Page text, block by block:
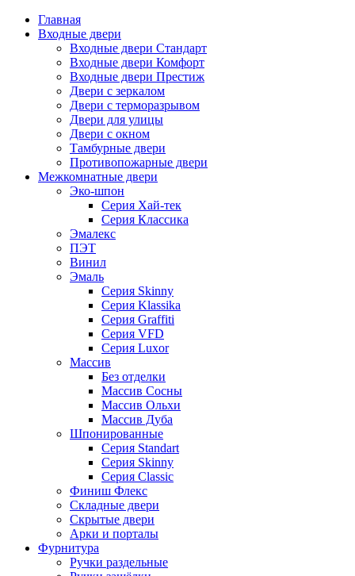
Главная
Входные двери
Входные двери Стандарт
Входные двери Комфорт
Входные двери Престиж
Двери с зеркалом
Двери с терморазрывом
Двери для улицы
Двери с окном
Тамбурные двери
Противопожарные двери
Межкомнатные двери
Эко-шпон
Серия Хай-тек
Серия Классика
Эмалекс
ПЭТ
Винил
Эмаль
Серия Skinny
Серия Klassika
Серия Graffiti
Серия VFD
Серия Luxor
Массив
Без отделки
Массив Сосны
Массив Ольхи
Массив Дуба
Шпонированные
Серия Standart
Серия Skinny
Серия Classic
Финиш Флекс
Складные двери
Скрытые двери
Арки и порталы
Фурнитура
Ручки раздельные